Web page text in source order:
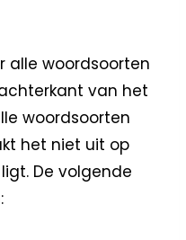
alle woordsoorten
van het
woordsoorten
het niet uit op
De volgende